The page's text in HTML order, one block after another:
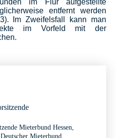
im Flur aufgestellte
entfernt werden
Im Zweifelsfall kann man
im Vorfeld mit der
Mieterbund Hessen,
Mieterbund